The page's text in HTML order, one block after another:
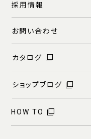
採用情報
お問い合わせ
カタログ
ショップブログ
HOW TO